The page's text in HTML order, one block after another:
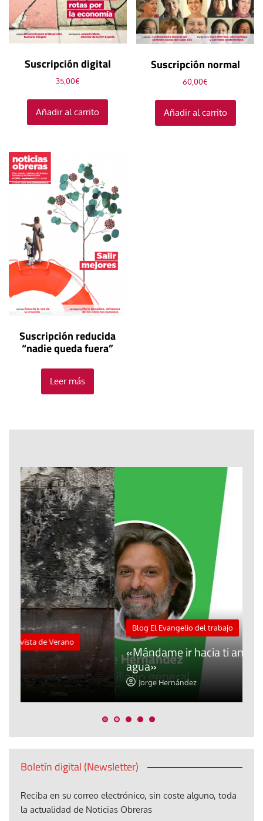
Suscripción digital
35,00€
Añadir al carrito
Suscripción normal
60,00€
Añadir al carrito
Suscripción reducida
“nadie queda fuera”
Leer más
Blog El Evangelio del trabajo
«Mándame ir hacia ti andando sobre el
agua»
Jorge Hernández
Boletín digital (Newsletter)
Reciba en su correo electrónico, sin coste alguno, toda
la actualidad de Noticias Obreras